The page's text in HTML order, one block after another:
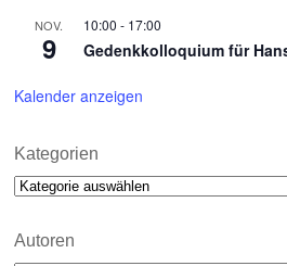
NOV.
9
10:00 - 17:00
Gedenkkolloquium für
Kalender anzeigen
Kategorien
Kategorien
Autoren